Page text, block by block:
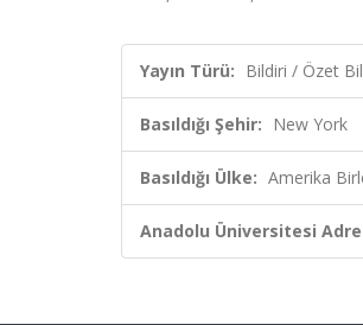
Yayın Türü: Bildiri / Özet
Basıldığı Şehir: New York
Basıldığı Ülke: Amerika
Anadolu Üniversitesi